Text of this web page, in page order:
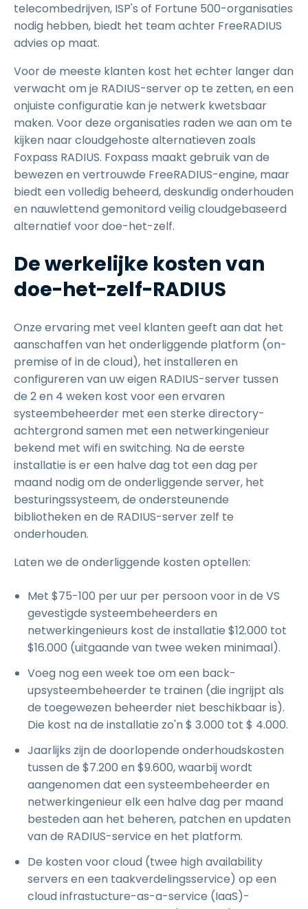
telecombedrijven, ISP's of Fortune 500-organisaties
nodig hebben, biedt het team achter FreeRADIUS
advies op maat.
Voor de meeste klanten kost het echter langer dan
verwacht om je RADIUS-server op te zetten, en een
onjuiste configuratie kan je netwerk kwetsbaar
maken. Voor deze organisaties raden we aan om te
kijken naar cloudgehoste alternatieven zoals
Foxpass RADIUS. Foxpass maakt gebruik van de
bewezen en vertrouwde FreeRADIUS-engine, maar
biedt een volledig beheerd, deskundig onderhouden
en nauwlettend gemonitord veilig cloudgebaseerd
alternatief voor doe-het-zelf.
De werkelijke kosten van
doe-het-zelf-RADIUS
Onze ervaring met veel klanten geeft aan dat het
aanschaffen van het onderliggende platform (on-
premise of in de cloud), het installeren en
configureren van uw eigen RADIUS-server tussen
de 2 en 4 weken kost voor een ervaren
systeembeheerder met een sterke directory-
achtergrond samen met een netwerkingenieur
bekend met wifi en switching. Na de eerste
installatie is er een halve dag tot een dag per
maand nodig om de onderliggende server, het
besturingssysteem, de ondersteunende
bibliotheken en de RADIUS-server zelf te
onderhouden.
Laten we de onderliggende kosten optellen:
Met $75-100 per uur per persoon voor in de VS
gevestigde systeembeheerders en
netwerkingenieurs kost de installatie $12.000 tot
$16.000 (uitgaande van twee weken minimaal).
Voeg nog een week toe om een back-
upsysteembeheerder te trainen (die ingrijpt als
de toegewezen beheerder niet beschikbaar is).
Die kost na de installatie zo'n $ 3.000 tot $ 4.000.
Jaarlijks zijn de doorlopende onderhoudskosten
tussen de $7.200 en $9.600, waarbij wordt
aangenomen dat een systeembeheerder en
netwerkingenieur elk een halve dag per maand
besteden aan het beheren, patchen en updaten
van de RADIUS-service en het platform.
De kosten voor cloud (twee high availability
servers en een taakverdelingsservice) op een
cloud infrastucture-as-a-service (IaaS)-